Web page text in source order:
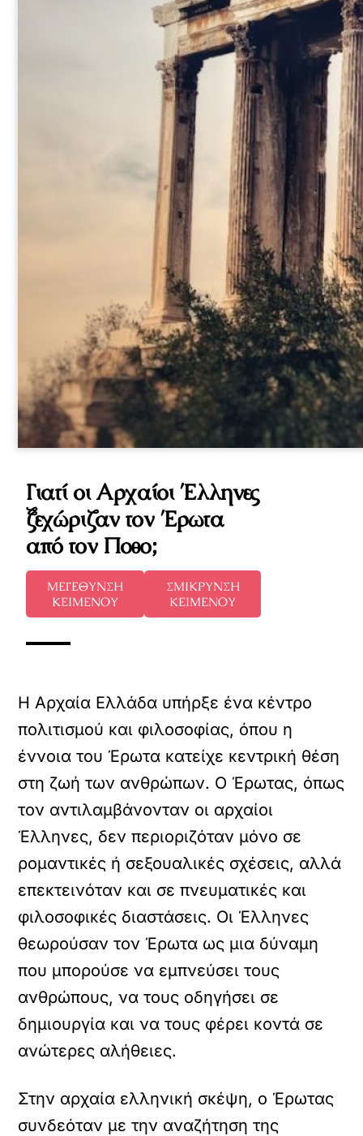
Γιατί οι Αρχαίοι Έλληνες
ξεχώριζαν τον Έρωτα
από τον Ποθο;
ΜΕΓΕΘΥΝΣΗ
ΚΕΙΜΕΝΟΥ
ΣΜΙΚΡΥΝΣΗ
ΚΕΙΜΕΝΟΥ
Η Αρχαία Ελλάδα υπήρξε ένα κέντρο
πολιτισμού και φιλοσοφίας, όπου η
έννοια του Έρωτα κατείχε κεντρική θέση
στη ζωή των ανθρώπων. Ο Έρωτας, όπως
τον αντιλαμβάνονταν οι αρχαίοι
Έλληνες, δεν περιοριζόταν μόνο σε
ρομαντικές ή σεξουαλικές σχέσεις, αλλά
επεκτεινόταν και σε πνευματικές και
φιλοσοφικές διαστάσεις. Οι Έλληνες
θεωρούσαν τον Έρωτα ως μια δύναμη
που μπορούσε να εμπνεύσει τους
ανθρώπους, να τους οδηγήσει σε
δημιουργία και να τους φέρει κοντά σε
ανώτερες αλήθειες.
Στην αρχαία ελληνική σκέψη, ο Έρωτας
συνδεόταν με την αναζήτηση της